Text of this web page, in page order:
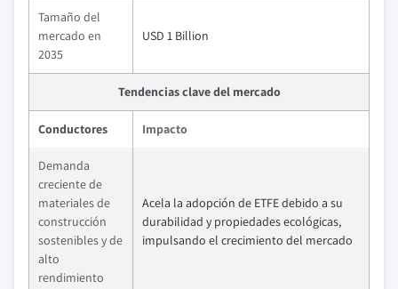
Tamaño del
mercado en
2035
USD 1 Billion
Tendencias clave del mercado
Conductores Impacto
Demanda
creciente de
materiales de
construcción
sostenibles y de
alto
rendimiento
Acela la adopción de ETFE debido a su
durabilidad y propiedades ecológicas,
impulsando el crecimiento del mercado